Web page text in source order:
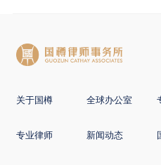
关于国樽 全球办公室
专业律师 新闻动态